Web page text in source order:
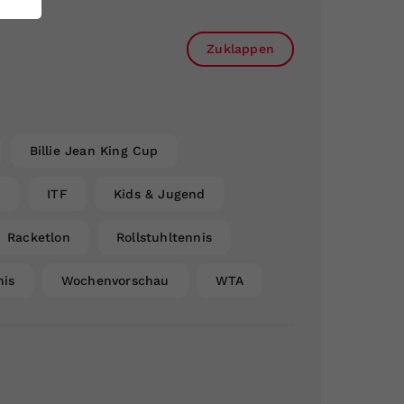
Zuklappen
Billie Jean King Cup
ITF Kids & Jugend
Racketlon Rollstuhltennis
Wochenvorschau WTA